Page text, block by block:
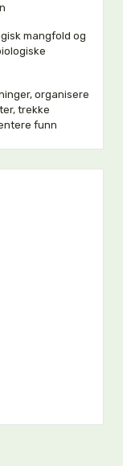
mangfold og
organisere
trekke
funn